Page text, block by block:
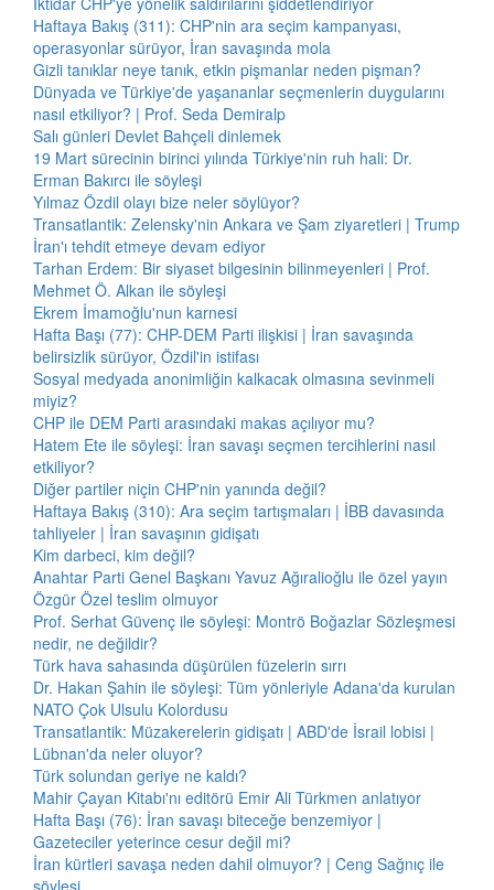
Haftaya Bakış (311): CHP'nin ara seçim kampanyası,
operasyonlar sürüyor, İran savaşında mola
Gizli tanıklar neye tanık, etkin pişmanlar neden pişman?
Dünyada ve Türkiye'de yaşananlar seçmenlerin duygularını
nasıl etkiliyor? | Prof. Seda Demiralp
Salı günleri Devlet Bahçeli dinlemek
19 Mart sürecinin birinci yılında Türkiye'nin ruh hali: Dr.
Erman Bakırcı ile söyleşi
Yılmaz Özdil olayı bize neler söylüyor?
Transatlantik: Zelensky'nin Ankara ve Şam ziyaretleri | Trump
İran'ı tehdit etmeye devam ediyor
Tarhan Erdem: Bir siyaset bilgesinin bilinmeyenleri | Prof.
Mehmet Ö. Alkan ile söyleşi
Ekrem İmamoğlu'nun karnesi
Hafta Başı (77): CHP-DEM Parti ilişkisi | İran savaşında
belirsizlik sürüyor, Özdil'in istifası
Sosyal medyada anonimliğin kalkacak olmasına sevinmeli
miyiz?
CHP ile DEM Parti arasındaki makas açılıyor mu?
Hatem Ete ile söyleşi: İran savaşı seçmen tercihlerini nasıl
etkiliyor?
Diğer partiler niçin CHP'nin yanında değil?
Haftaya Bakış (310): Ara seçim tartışmaları | İBB davasında
tahliyeler | İran savaşının gidişatı
Kim darbeci, kim değil?
Anahtar Parti Genel Başkanı Yavuz Ağıralioğlu ile özel yayın
Özgür Özel teslim olmuyor
Prof. Serhat Güvenç ile söyleşi: Montrö Boğazlar Sözleşmesi
nedir, ne değildir?
Türk hava sahasında düşürülen füzelerin sırrı
Dr. Hakan Şahin ile söyleşi: Tüm yönleriyle Adana'da kurulan
NATO Çok Ulsulu Kolordusu
Transatlantik: Müzakerelerin gidişatı | ABD'de İsrail lobisi |
Lübnan'da neler oluyor?
Türk solundan geriye ne kaldı?
Mahir Çayan Kitabı'nı editörü Emir Ali Türkmen anlatıyor
Hafta Başı (76): İran savaşı biteceğe benzemiyor |
Gazeteciler yeterince cesur değil mi?
İran kürtleri savaşa neden dahil olmuyor? | Ceng Sağnıç ile
söyleşi